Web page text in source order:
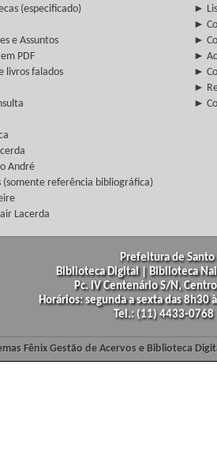
(especificado)
►
►
e Assuntos
►
PDF
►
livros falados
►
►
►
André
referência bibliográfica)
Lacerda
Prefeitura de
Biblioteca Digital | Biblioteca
Pc. IV Centenário S/N,
Horários: segunda a sexta das
Tel.: (11) 4433-
Fênix Gestão de Acervos e Biblioteca